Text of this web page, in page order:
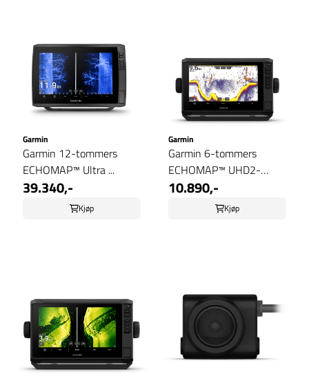
Garmin
Garmin 12-tommers
ECHOMAP™ Ultra ...
39.340,-
Kjøp
Garmin
Garmin 6-tommers
ECHOMAP™ UHD2-
kartplottere
10.890,-
Kjøp